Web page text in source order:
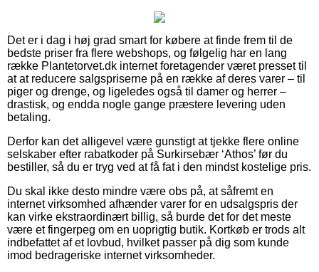
Det er i dag i høj grad smart for købere at finde frem til de
bedste priser fra flere webshops, og følgelig har en lang
række Plantetorvet.dk internet foretagender været presset til
at at reducere salgspriserne på en række af deres varer – til
piger og drenge, og ligeledes også til damer og herrer –
drastisk, og endda nogle gange præstere levering uden
betaling.
Derfor kan det alligevel være gunstigt at tjekke flere online
selskaber efter rabatkoder på Surkirsebær ‘Athos’ før du
bestiller, så du er tryg ved at få fat i den mindst kostelige pris.
Du skal ikke desto mindre være obs på, at såfremt en
internet virksomhed afhænder varer for en udsalgspris der
kan virke ekstraordinært billig, så burde det for det meste
være et fingerpeg om en uoprigtig butik. Kortkøb er trods alt
indbefattet af et lovbud, hvilket passer på dig som kunde
imod bedrageriske internet virksomheder.